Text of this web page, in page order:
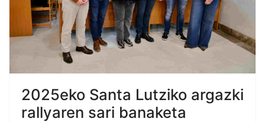
2025eko Santa Lutziko argazki
rallyaren sari banaketa